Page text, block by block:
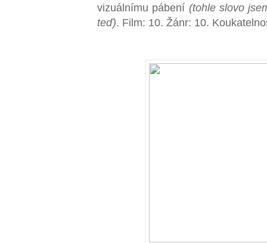
vizuálnímu pábení (tohle slovo
teď). Film: 10. Žánr: 10.